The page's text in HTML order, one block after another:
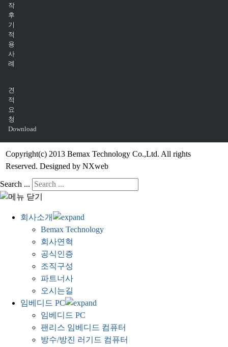
작
후
기
적
용
사
례
견
적
요
청
Download
Copyright(c) 2013 Bemax Technology Co.,Ltd. All rights
Reserved. Designed by NXweb
Search ...
회사소개
Bemax Technology
회사연혁
공식인증
조직구성
파트너사
오시는길
임베디드 PC
임베디드 PC
팬리스 임베디드 컴퓨터
방수/방진 러기드 컴퓨터